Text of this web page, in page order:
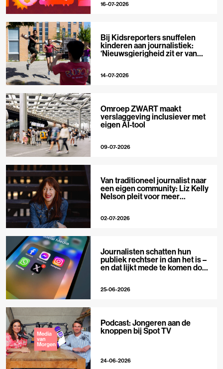
16-07-2026
Bij Kidsreporters snuffelen
kinderen aan journalistiek:
‘Nieuwsgierigheid zit er van
14-07-2026
Omroep ZWART maakt
verslaggeving inclusiever met
eigen AI-tool
09-07-2026
Van traditioneel journalist naar
een eigen community: Liz Kelly
Nelson pleit voor meer
02-07-2026
Journalisten schatten hun
publiek rechtser in dan het is –
en dat lijkt mede te komen door
25-06-2026
Podcast: Jongeren aan de
knoppen bij Spot TV
24-06-2026